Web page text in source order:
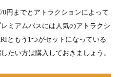
円までとアトラクションによって
ミアムパスには人気のアトラクシ
ともう1つがセットになっている
たい方は購入しておきましょう。